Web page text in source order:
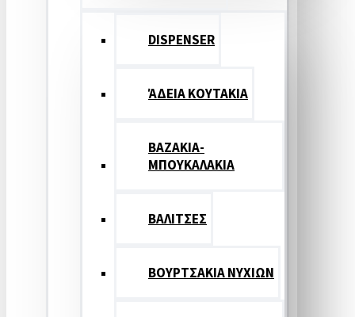
DISPENSER
ΆΔΕΙΑ ΚΟΥΤΑΚΙΑ
ΒΑΖΑΚΙΑ-
ΜΠΟΥΚΑΛΑΚΙΑ
ΒΑΛΙΤΣΕΣ
ΒΟΥΡΤΣΑΚΙΑ ΝΥΧΙΩΝ